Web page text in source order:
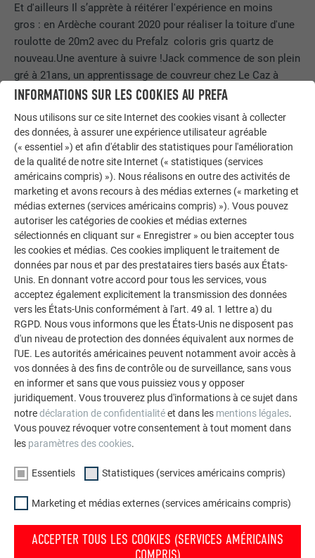
Et d'ailleurs Il s’apprète à réitérer l'expérience en moins
gros : en Ardèche courant 2020 pour réaliser la toiture d'une
roulotte de 20m2 avec du Prefalz coloris gris quartz de
nouveau.Une aventure à suivre !Jack commence de son plein
gré à 21ans, un apprentissage de couvreur chez Le Caz à
Callac et dans le CFA de Plérin. Au bout de 2 ans il obtient
tout ponctué d’une jolie médaille réservée aux meilleurs
résultats de l’examen.Depuis, il applique son art avec
bonheur sur les toits.
DU CÔTÉ MUSIQUE
Né de parents Beatniks-Bourlingueurs, en osmose totale
avec leur temps, Jack Titley a grandi au son de la radio
anglaise des années 80 et des vieux vinyles Américains de
son père.
Il monte avec sa sœur leur premier groupe à 20 ans, en l’an
2000 : le Jack Danielle’s String Band, mélangeant avec
bonheur le folklore d’origine de leurs parents, le Bluegrass et
les musiques actuelles de leur propre génération.
Depuis, au cours de de vingt années de pratique tout terrain
dans la galaxie rock’n’roll, Jack a évolué dans des dizaines
de formations diverses et éclectiques et y a forgé son
propre style et sa propre signature.
Diplômé du Centre de Musiques Actuelles de Valenciennes,
le multi-instrumentiste compositeur s’est forgé une patte
unique. Fort d’un répertoire personnel désormais
compagnons de longue date triés sur le volet, dédié à ses
propres compositions et à la reconquête des grandes
INFORMATIONS SUR LES COOKIES AU PREFA
Nous utilisons sur ce site Internet des cookies visant à collecter
des données, à assurer une expérience utilisateur agréable
(« essentiel ») et afin d'établir des statistiques pour l'amélioration
de la qualité de notre site Internet (« statistiques (services
américains compris) »). Nous réalisons en outre des activités de
marketing et avons recours à des médias externes (« marketing et
médias externes (services américains compris) »). Vous pouvez
autoriser les catégories de cookies et médias externes
sélectionnés en cliquant sur « Enregistrer » ou bien accepter tous
les cookies et médias. Ces cookies impliquent le traitement de
données par nous et par des prestataires tiers basés aux États-
Unis. En donnant votre accord pour tous les services, vous
acceptez également explicitement la transmission des données
vers les États-Unis conformément à l'art. 49 al. 1 lettre a) du
RGPD. Nous vous informons que les États-Unis ne disposent pas
d'un niveau de protection des données équivalent aux normes de
l'UE. Les autorités américaines peuvent notamment avoir accès à
vos données à des fins de contrôle ou de surveillance, sans vous
en informer et sans que vous puissiez vous y opposer
juridiquement. Vous trouverez plus d'informations à ce sujet dans
notredéclaration de confidentialitéet dans les mentions légales.
Vous pouvez révoquer votre consentement à tout moment dans
les paramètres des cookies.
Essentiels Statistiques (services américains compris)
Marketing et médias externes (services américains compris)
ACCEPTER TOUS LES COOKIES (SERVICES AMÉRICAINS